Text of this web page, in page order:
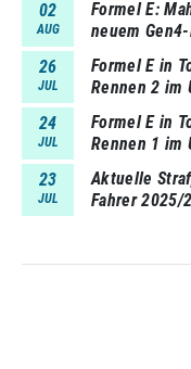
02
AUG
Formel E:
neuem
26
JUL
Formel E in
Rennen 2 im
24
JUL
Formel E in
Rennen 1 im
23
JUL
Aktuelle
Fahrer 2025/